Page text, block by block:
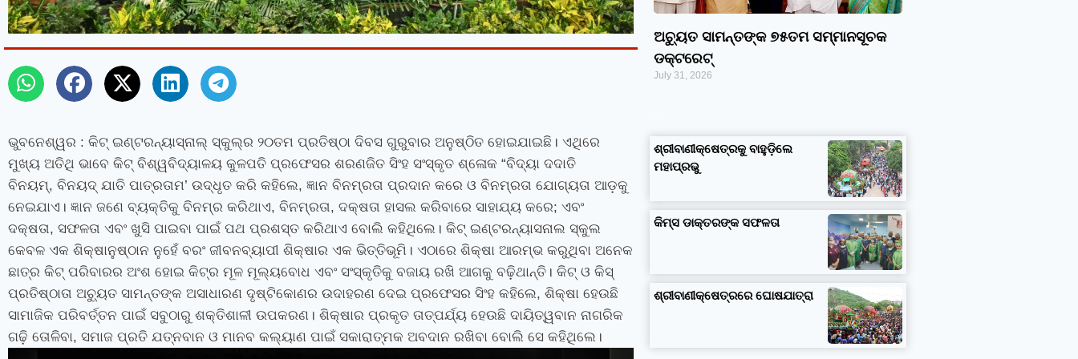
ଭୁବନେଶ୍ୱର : କିଟ୍ ଇଣ୍ଟରନ୍ୟାସ୍‍ନାଲ୍‍ ସ୍କୁଲ୍‍ର ୨୦ତମ ପ୍ରତିଷ୍ଠା ଦିବସ ଗୁରୁବାର ଅନୁଷ୍ଠିତ ହୋଇଯାଇଛି। ଏଥିରେ
ମୁଖ୍ୟ ଅତିଥି ଭାବେ କିଟ୍‍ ବିଶ୍ୱବିଦ୍ୟାଳୟ କୁଳପତି ପ୍ରଫେସର ଶରଣଜିତ ସିଂହ ସଂସ୍କୃତ ଶ୍ଳୋକ “ବିଦ୍ୟା ଦଦାତି
ବିନୟମ୍‌, ବିନୟଦ୍ ଯାତି ପାତ୍ରତାମ’ ଉଦ୍ଧୃତ କରି କହିଲେ, ଜ୍ଞାନ ବିନମ୍ରତା ପ୍ରଦାନ କରେ ଓ ବିନମ୍ରତା ଯୋଗ୍ୟତା ଆଡ଼କୁ
ନେଇଯାଏ। ଜ୍ଞାନ ଜଣେ ବ୍ୟକ୍ତିକୁ ବିନମ୍ର କରିଥାଏ, ବିନମ୍ରତା, ଦକ୍ଷତା ହାସଲ କରିବାରେ ସାହାଯ୍ୟ କରେ; ଏବଂ
ଦକ୍ଷତା, ସଫଳତା ଏବଂ ଖୁସି ପାଇବା ପାଇଁ ପଥ ପ୍ରଶସ୍ତ କରିଥାଏ ବୋଲି କହିଥିଲେ। କିଟ୍ ଇଣ୍ଟରନ୍ୟାସନାଲ ସ୍କୁଲ
କେବଳ ଏକ ଶିକ୍ଷାନୁଷ୍ଠାନ ନୁହେଁ ବରଂ ଜୀବନବ୍ୟାପୀ ଶିକ୍ଷାର ଏକ ଭିତ୍ତିଭୂମି। ଏଠାରେ ଶିକ୍ଷା ଆରମ୍ଭ କରୁଥିବା ଅନେକ
ଛାତ୍ର କିଟ୍ ପରିବାରର ଅଂଶ ହୋଇ କିଟ୍‌ର ମୂଳ ମୂଲ୍ୟବୋଧ ଏବଂ ସଂସ୍କୃତିକୁ ବଜାୟ ରଖି ଆଗକୁ ବଢ଼ିଥାନ୍ତି। କିଟ୍ ଓ କିସ୍‍
ପ୍ରତିଷ୍ଠାତା ଅଚ୍ୟୁତ ସାମନ୍ତଙ୍କ ଅସାଧାରଣ ଦୃଷ୍ଟିକୋଣର ଉଦାହରଣ ଦେଇ ପ୍ରଫେସର ସିଂହ କହିଲେ, ଶିକ୍ଷା ହେଉଛି
ସାମାଜିକ ପରିବର୍ତ୍ତନ ପାଇଁ ସବୁଠାରୁ ଶକ୍ତିଶାଳୀ ଉପକରଣ। ଶିକ୍ଷାର ପ୍ରକୃତ ତାତ୍ପର୍ଯ୍ୟ ହେଉଛି ଦାୟିତ୍ୱବାନ ନାଗରିକ
ଗଢ଼ି ତୋଳିବା, ସମାଜ ପ୍ରତି ଯତ୍ନବାନ ଓ ମାନବ କଲ୍ୟାଣ ପାଇଁ ସକାରାତ୍ମକ ଅବଦାନ ରଖିବା ବୋଲି ସେ କହିଥିଲେ।
ଅଚ୍ୟୁତ ସାମନ୍ତଙ୍କ ୭୫ତମ ସମ୍ମାନସୂଚକ
ଡକ୍ଟରେଟ୍‌
July 31, 2026
ଶ୍ରୀବାଣୀକ୍ଷେତ୍ରକୁ ବାହୁଡ଼ିଲେ
ମହାପ୍ରଭୁ
କିମ୍‍ସ ଡାକ୍ତରଙ୍କ ସଫଳତା
ଶ୍ରୀବାଣୀକ୍ଷେତ୍ରରେ ଘୋଷଯାତ୍ରା